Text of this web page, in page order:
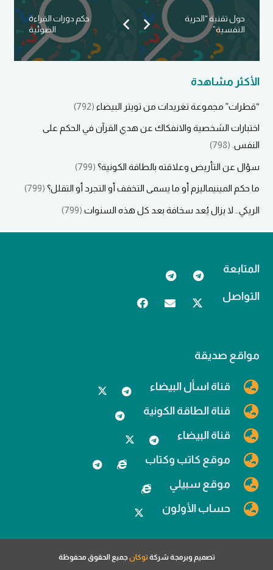
حكم دورات القراءة
الضوئية
حول تقنية “الحرية
النفسية”
الأكثر مشاهدة
“قطرات” مجموعة تغريدات من تويتر البيضاء (792)
اختبارات الشخصية والانفكاك عن هدي القرآن في الحكم على
النفس. (798)
سؤال عن التأريض وعلاقته بالطاقة الكونية؟ (799)
ما حكم المينيماليزم أو ما يسمى التخفف أو التجرد أو التقلل؟ (799)
الريكي.. لا يزال يُعد سخافة بعد كل هذه السنوات (799)
المتابعة
التواصل
مواقع صديقة
قناة اسأل البيضاء
قناة الطاقة الكونية
قناة البيضاء
موقع كاتب وكتاب
موقع سبيلي
حساب الأولون
تصميم وبرمجة شركةتوكانجميع الحقوق محفوظة